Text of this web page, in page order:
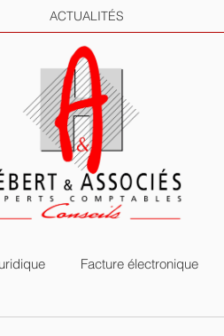
ACTUALITÉS
Facture électronique